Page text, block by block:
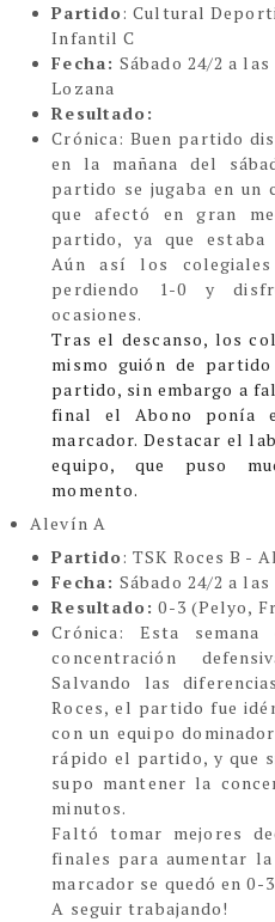
Partido: Cultural
Infantil C
Fecha:Sábado 24/2 a
Lozana
Resultado:
Crónica: Buen partido
en la mañana del
partido se jugaba en un
que afectó en gran
partido, ya que estaba
Aún así los
perdiendo 1-0 y
ocasiones.
Tras el descanso, los
mismo guión de
partido, sin embargo a
final el Abono ponía
marcador. Destacar el
equipo, que puso
momento.
Alevín A
Partido: TSK Roces B -
Fecha:Sábado 24/2 a
Resultado: 0-3 (Pelyo,
Crónica:
Esta
concentración
Salvando las
Roces, el partido fue
con un equipo
rápido el partido, y que
supo mantener la
minutos.
Faltó tomar mejores
finales para aumentar
marcador se quedó en 0-
A seguir trabajando!